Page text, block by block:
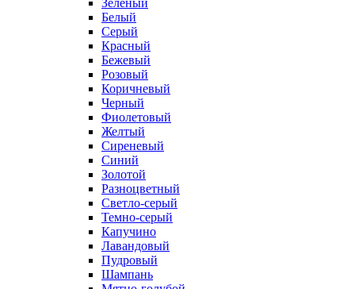
Зеленый
Белый
Серый
Красный
Бежевый
Розовый
Коричневый
Черный
Фиолетовый
Желтый
Сиреневый
Синий
Золотой
Разноцветный
Светло-серый
Темно-серый
Капучино
Лавандовый
Пудровый
Шампань